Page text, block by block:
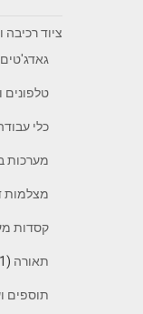
ציוד רכיבה
גאדג'טים
טלפונים
כלי
מערכות
מצלמות
קסדות
תאורה (1)
תוספים